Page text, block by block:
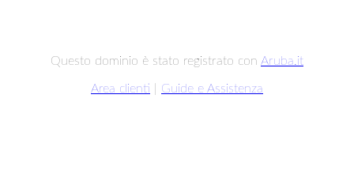
Questo dominio è stato registrato con Aruba.it
Area clienti Guide e Assistenza